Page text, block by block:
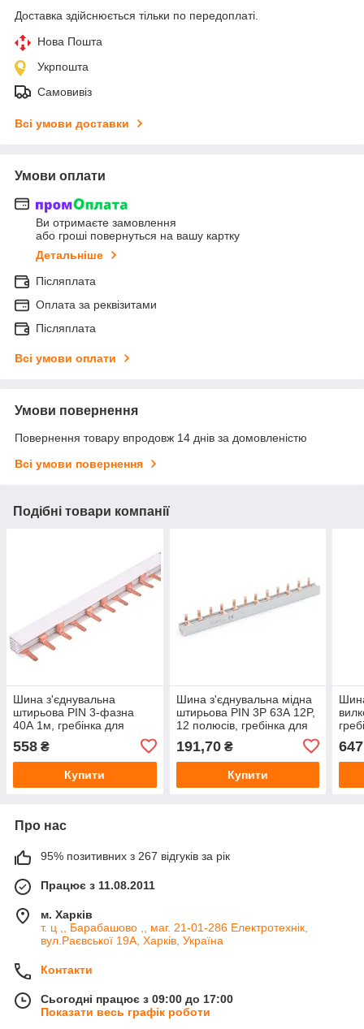
Доставка здійснюється тільки по передоплаті.
Нова Пошта
Укрпошта
Самовивіз
Всі умови доставки
Умови оплати
Ви отримаєте замовлення
або гроші повернуться на вашу картку
Детальніше
Післяплата
Оплата за реквізитами
Післяплата
Всі умови оплати
Умови повернення
Повернення товару впродовж 14 днів за домовленістю
Всі умови повернення
Подібні товари компанії
Шина з'єднувальна
штирьова PIN 3-фазна
40А 1м, гребінка для
автоматів, фазна шина на
DIN-рейку
558 ₴
Купити
Шина з'єднувальна мідна
штирьова PIN 3P 63А 12P,
12 полюсів, гребінка для
фазна шина
191,70₴
Купити
Про нас
95% позитивних з 267 відгуків за рік
Працює з 11.08.2011
м. Харків
т. ц ,, Барабашово ,, маг. 21-01-286 Електротехнік,
вул.Раєвської 19А, Харків, Україна
Контакти
Сьогодні працює з 09:00 до 17:00
Показати весь графік роботи